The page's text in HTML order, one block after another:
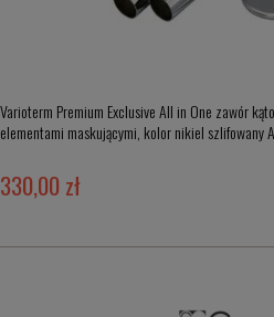
Varioterm Premium Exclusive All in One zawór
elementami maskującymi, kolor nikiel szlifowany
330,00 zł